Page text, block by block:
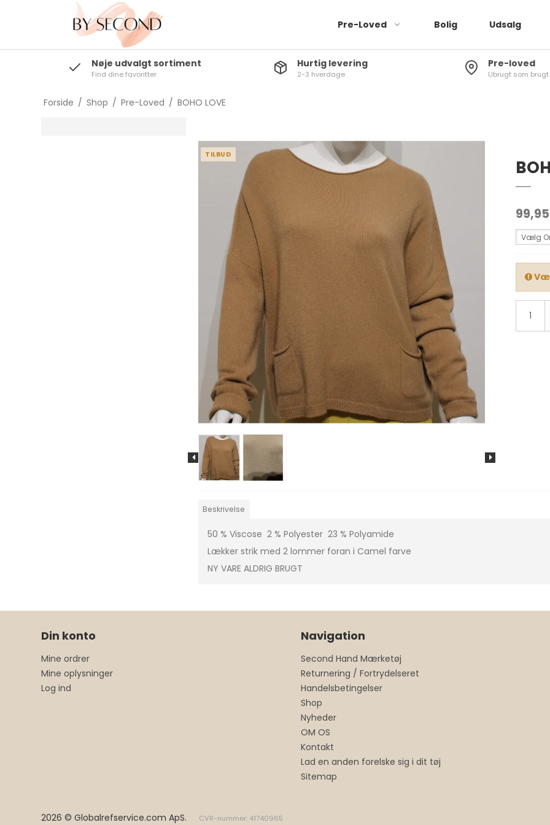
Pre-Loved
Bluser/Skjorter
Strik/Cardigans
Overtøj
Jeans
Kjoler
Buksedragter
Shorts
Nederdele
Bolig Udsalg
Nøje udvalgt sortiment
Find dine favoritter
Hurtig levering
2-3 hverdage
Pre-loved
Ubrugt som brugt
Forside / Shop / Pre-Loved / BOHO LOVE
TILBUD
Vælg
Beskrivelse
50 % Viscose 2 % Polyester 23 % Polyamide
Lækker strik med 2 lommer foran i Camel farve
NY VARE ALDRIG BRUGT
Din konto
Mine ordrer
Mine oplysninger
Log ind
Navigation
Second Hand Mærketøj
Returnering / Fortrydelseret
Handelsbetingelser
Shop
Nyheder
OM OS
Kontakt
Lad en anden forelske sig i dit tøj
Sitemap
2026 © Globalrefservice.com ApS. CVR-nummer: 41740965